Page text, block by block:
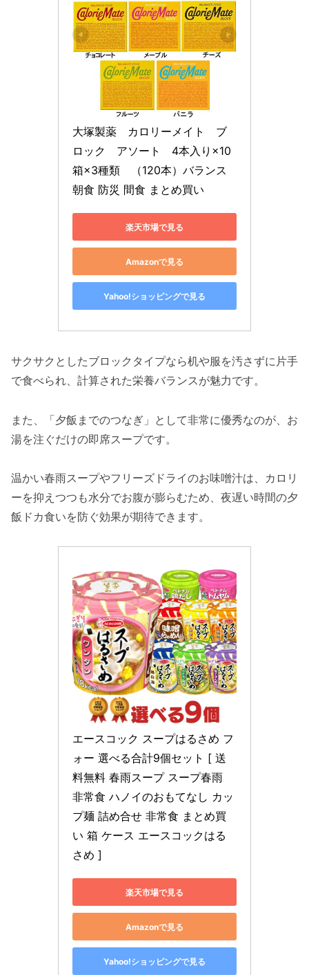
大塚製薬　カロリーメイト　ブ
ロック　アソート　4本入り×10
箱×3種類　（120本）バランス
朝食 防災 間食 まとめ買い
楽天市場で見る
Amazonで見る
Yahoo!ショッピングで見る
サクサクとしたブロックタイプなら机や服を汚さずに片手
で食べられ、計算された栄養バランスが魅力です。
また、「夕飯までのつなぎ」として非常に優秀なのが、お
湯を注ぐだけの即席スープです。
温かい春雨スープやフリーズドライのお味噌汁は、カロリ
ーを抑えつつも水分でお腹が膨らむため、夜遅い時間の夕
飯ドカ食いを防ぐ効果が期待できます。
エースコック スープはるさめ フ
ォー 選べる合計9個セット [ 送
料無料 春雨スープ スープ春雨
非常食 ハノイのおもてなし カッ
プ麺 詰め合せ 非常食 まとめ買
い 箱 ケース エースコックはる
さめ ]
楽天市場で見る
Amazonで見る
Yahoo!ショッピングで見る